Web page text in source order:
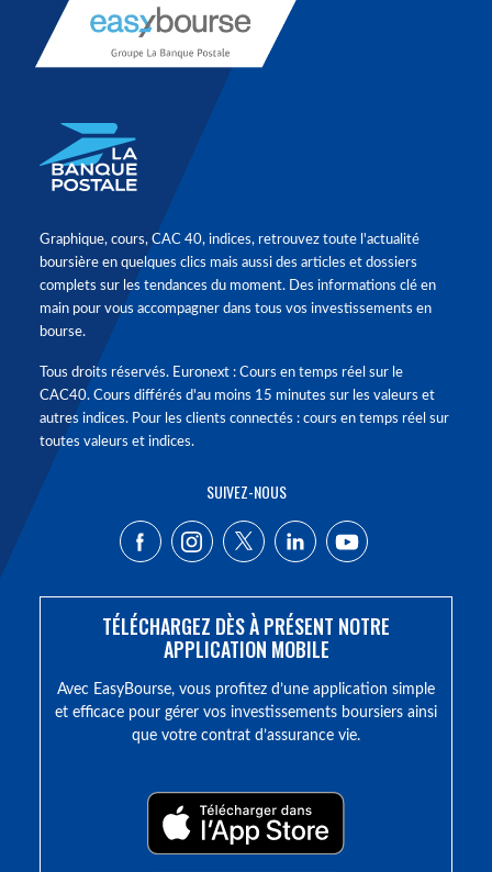
Graphique, cours, CAC 40, indices, retrouvez toute l'actualité
boursière en quelques clics mais aussi des articles et dossiers
complets sur les tendances du moment. Des informations clé en
main pour vous accompagner dans tous vos investissements en
bourse.
Tous droits réservés. Euronext : Cours en temps réel sur le
CAC40. Cours différés d'au moins 15 minutes sur les valeurs et
autres indices. Pour les clients connectés : cours en temps réel sur
toutes valeurs et indices.
SUIVEZ-NOUS
TÉLÉCHARGEZ DÈS À PRÉSENT NOTRE
APPLICATION MOBILE
Avec EasyBourse, vous profitez d’une application simple
et efficace pour gérer vos investissements boursiers ainsi
que votre contrat d’assurance vie.